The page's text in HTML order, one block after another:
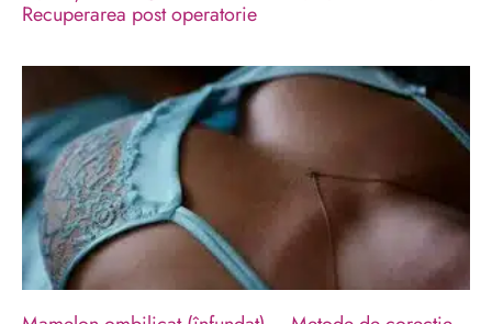
Recuperarea post operatorie